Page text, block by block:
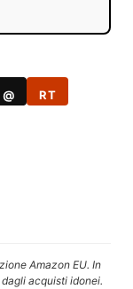
@ RT
Amazon EU. In
acquisti idonei.